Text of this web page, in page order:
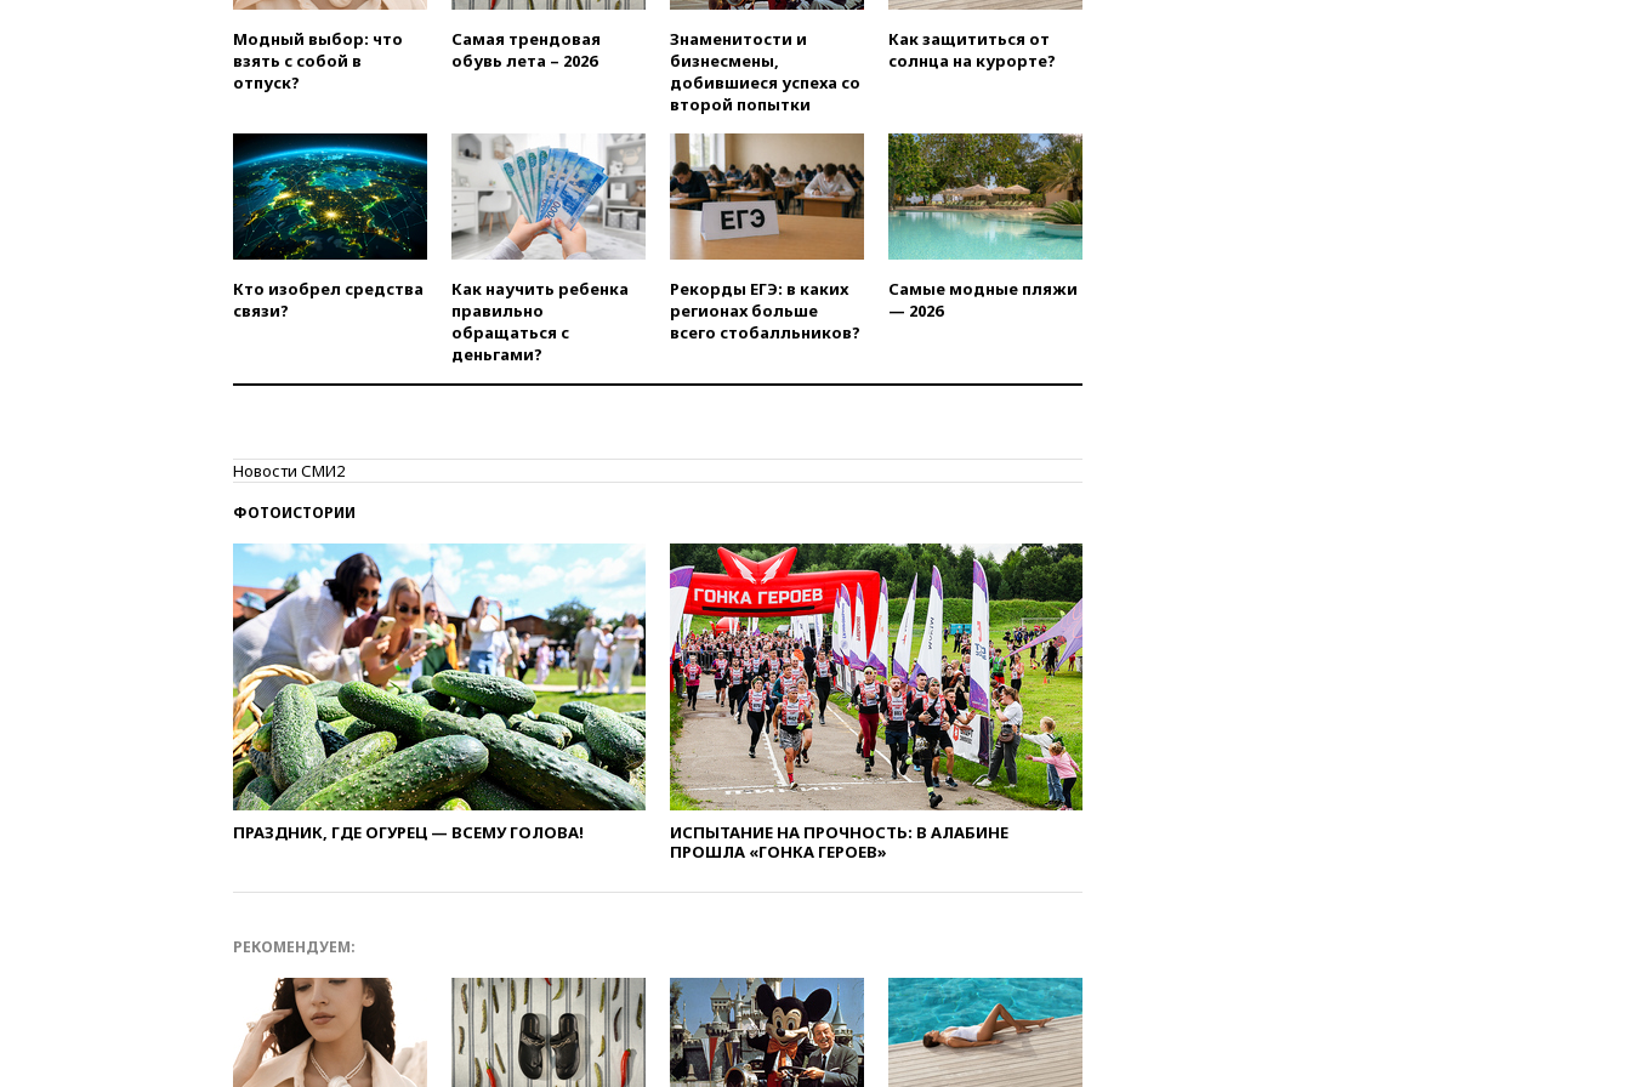
при атаках дронов ВСУ в
Брянской области
сальмонеллеза
14:57
Жара в Европе может
нанести ущерб экономике в
размере €800 млрд
14:49
Пентагон озаботился
критикой Трампа по поводу
дефицита боеприпасов
оборонном предприятии
14:14«Ведомости»: Озон банк
не пострадает от британских
санкций
13:58Медведев назвал
Японию вассалом США
13:45В Петербурге достроили
новый тоннель зеленой ветки
метро
13:38В эфире «Радиостанции
Судного дня» прозвучали три
сообщения
пострадали при наезде
со своим преемником
13:13
СК возбудил дело по
факту гибели женщины и
ребенка в Раменском
Модный выбор: что
взять с собой в
отпуск?
Самая трендовая
обувь лета – 2026
Знаменитости и
бизнесмены,
добившиеся успеха со
второй попытки
Как защититься от
солнца на курорте?
Кто изобрел средства
связи?
Как научить ребенка
правильно
обращаться с
деньгами?
Рекорды ЕГЭ: в каких
регионах больше
всего стобалльников?
Самые модные пляжи
— 2026
Новости СМИ2
ФОТОИСТОРИИ
ПРАЗДНИК, ГДЕ ОГУРЕЦ — ВСЕМУ ГОЛОВА!
ИСПЫТАНИЕ НА ПРОЧНОСТЬ: В АЛАБИНЕ
ПРОШЛА «ГОНКА ГЕРОЕВ»
РЕКОМЕНДУЕМ: